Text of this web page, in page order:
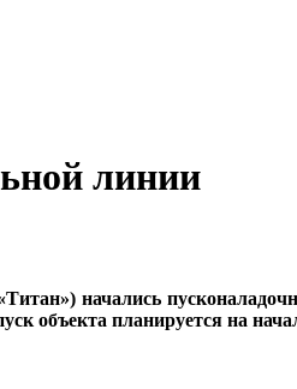
линии
начались
объекта планируется на